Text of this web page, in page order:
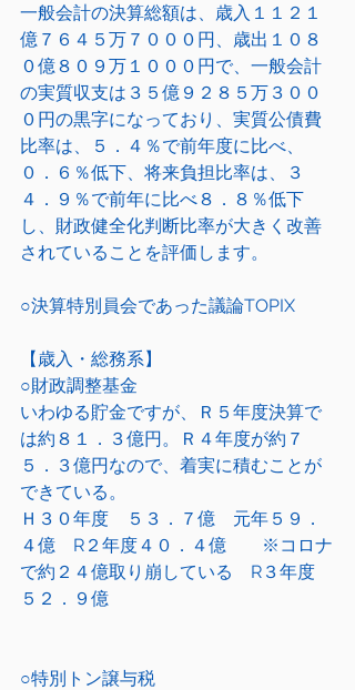
一般会計の決算総額は、歳入１１２１
億７６４５万７０００円、歳出１０８
０億８０９万１０００円で、一般会計
の実質収支は３５億９２８５万３００
０円の黒字になっており、実質公債費
比率は、５．４％で前年度に比べ、
０．６％低下、将来負担比率は、３
４．９％で前年に比べ８．８％低下
し、財政健全化判断比率が大きく改善
されていることを評価します。
○決算特別員会であった議論TOPIX
【歳入・総務系】
○財政調整基金
いわゆる貯金ですが、Ｒ５年度決算で
は約８１．３億円。Ｒ４年度が約７
５．３億円なので、着実に積むことが
できている。
Ｈ３０年度　５３．７億　元年５９．
４億　R２年度４０．４億　　※コロナ
で約２４億取り崩している　R３年度
５２．９億
○特別トン譲与税